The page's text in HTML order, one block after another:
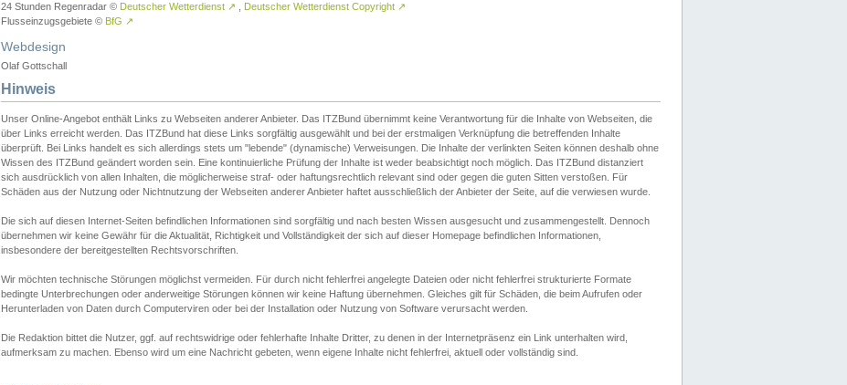
24 Stunden Regenradar © Deutscher Wetterdienst ↗ Deutscher Wetterdienst Copyright ↗
Flusseinzugsgebiete © BfG ↗
Webdesign
Olaf Gottschall
Hinweis
Unser Online-Angebot enthält Links zu Webseiten anderer Anbieter. Das ITZBund übernimmt keine Verantwortung für die Inhalte von Webseiten, die
über Links erreicht werden. Das ITZBund hat diese Links sorgfältig ausgewählt und bei der erstmaligen Verknüpfung die betreffenden Inhalte
überprüft. Bei Links handelt es sich allerdings stets um "lebende" (dynamische) Verweisungen. Die Inhalte der verlinkten Seiten können deshalb ohne
Wissen des ITZBund geändert worden sein. Eine kontinuierliche Prüfung der Inhalte ist weder beabsichtigt noch möglich. Das ITZBund distanziert
sich ausdrücklich von allen Inhalten, die möglicherweise straf- oder haftungsrechtlich relevant sind oder gegen die guten Sitten verstoßen. Für
Schäden aus der Nutzung oder Nichtnutzung der Webseiten anderer Anbieter haftet ausschließlich der Anbieter der Seite, auf die verwiesen wurde.
Die sich auf diesen Internet-Seiten befindlichen Informationen sind sorgfältig und nach besten Wissen ausgesucht und zusammengestellt. Dennoch
übernehmen wir keine Gewähr für die Aktualität, Richtigkeit und Vollständigkeit der sich auf dieser Homepage befindlichen Informationen,
insbesondere der bereitgestellten Rechtsvorschriften.
Wir möchten technische Störungen möglichst vermeiden. Für durch nicht fehlerfrei angelegte Dateien oder nicht fehlerfrei strukturierte Formate
bedingte Unterbrechungen oder anderweitige Störungen können wir keine Haftung übernehmen. Gleiches gilt für Schäden, die beim Aufrufen oder
Herunterladen von Daten durch Computerviren oder bei der Installation oder Nutzung von Software verursacht werden.
Die Redaktion bittet die Nutzer, ggf. auf rechtswidrige oder fehlerhafte Inhalte Dritter, zu denen in der Internetpräsenz ein Link unterhalten wird,
aufmerksam zu machen. Ebenso wird um eine Nachricht gebeten, wenn eigene Inhalte nicht fehlerfrei, aktuell oder vollständig sind.